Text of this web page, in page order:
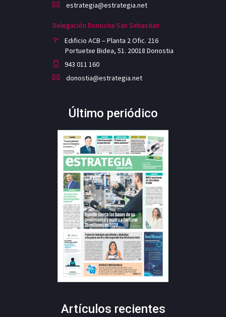
estrategia@estrategia.net
Delegación Donostia-San Sebastian
Edificio ACB – Planta 2 Ofic. 216
Portuetxe Bidea, 51. 20018 Donostia
943 011 160
donostia@estrategia.net
Último periódico
Artículos recientes